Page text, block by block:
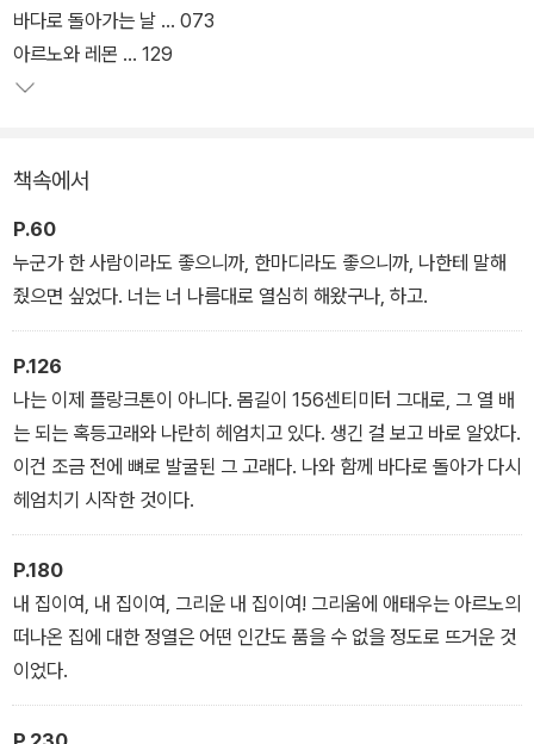
서 자신의 이름을 널리 알린 대표작 《달까지 3킬로미터》에 이어 두
번째로 그린 감성 미스터리이다. 이 작품 역시 “과학적이면서도 시적
으로 마음을 자극하는 작품”이라는 평가를 받으며 큰 인기를 끌었다.
다.
바다로 돌아가는 날 … 073
아르노와 레몬 … 129
책속에서
P.60
누군가 한 사람이라도 좋으니까, 한마디라도 좋으니까, 나한테 말해
줬으면 싶었다. 너는 너 나름대로 열심히 해왔구나, 하고.
P.126
나는 이제 플랑크톤이 아니다. 몸길이 156센티미터 그대로, 그 열 배
는 되는 혹등고래와 나란히 헤엄치고 있다. 생긴 걸 보고 바로 알았다.
이건 조금 전에 뼈로 발굴된 그 고래다. 나와 함께 바다로 돌아가 다시
헤엄치기 시작한 것이다.
P.180
내 집이여, 내 집이여, 그리운 내 집이여! 그리움에 애태우는 아르노의
떠나온 집에 대한 정열은 어떤 인간도 품을 수 없을 정도로 뜨거운 것
이었다.